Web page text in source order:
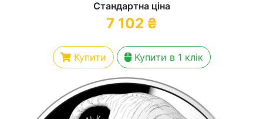
Стандартна ціна
7 102 ₴
Купити Купити в 1 клік